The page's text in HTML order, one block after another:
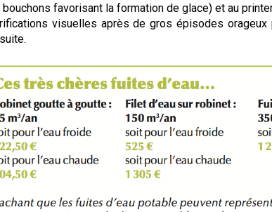
favorisant la formation de glace) et au
visuelles après de gros épisodes orageux